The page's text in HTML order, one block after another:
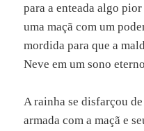
para a enteada algo
uma maçã com um
mordida para que a
Neve em um sono
A rainha se disfarçou
armada com a maçã e